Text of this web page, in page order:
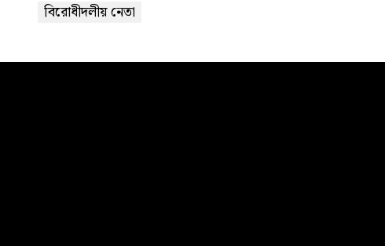
বিরোধীদলীয় নেতা